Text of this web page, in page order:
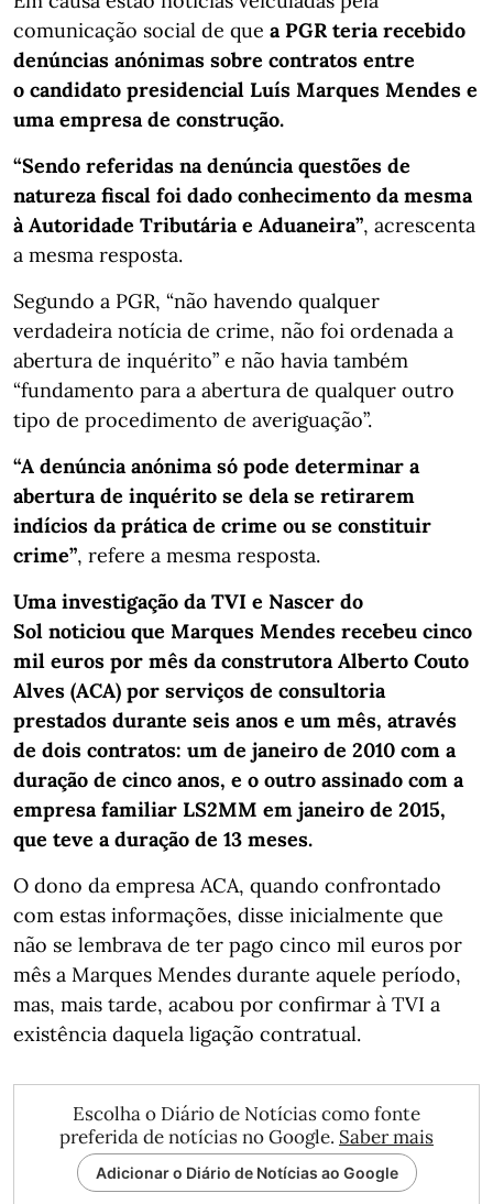
comunicação social de que a PGR teria recebido
denúncias anónimas sobre contratos entre
o candidato presidencial Luís Marques Mendes e
uma empresa de construção.
“Sendo referidas na denúncia questões de
natureza fiscal foi dado conhecimento da mesma
à Autoridade Tributária e Aduaneira”, acrescenta
a mesma resposta.
Segundo a PGR, “não havendo qualquer
verdadeira notícia de crime, não foi ordenada a
abertura de inquérito” e não havia também
“fundamento para a abertura de qualquer outro
tipo de procedimento de averiguação”.
“A denúncia anónima só pode determinar a
abertura de inquérito se dela se retirarem
indícios da prática de crime ou se constituir
crime”, refere a mesma resposta.
Uma investigação da TVI e Nascer do
Sol noticiou que Marques Mendes recebeu cinco
mil euros por mês da construtora Alberto Couto
Alves (ACA) por serviços de consultoria
prestados durante seis anos e um mês, através
de dois contratos: um de janeiro de 2010 com a
duração de cinco anos, e o outro assinado com a
empresa familiar LS2MM em janeiro de 2015,
que teve a duração de 13 meses.
O dono da empresa ACA, quando confrontado
com estas informações, disse inicialmente que
não se lembrava de ter pago cinco mil euros por
mês a Marques Mendes durante aquele período,
mas, mais tarde, acabou por confirmar à TVI a
existência daquela ligação contratual.
Escolha o Diário de Notícias como fonte
preferida de notícias no Google. Saber mais
Adicionar o Diário de Notícias ao Google